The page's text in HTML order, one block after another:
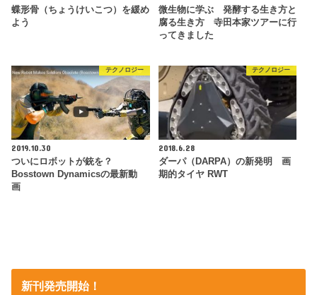
蝶形骨（ちょうけいこつ）を緩め
よう
微生物に学ぶ 発酵する生き方と
腐る生き方 寺田本家ツアーに行
ってきました
テクノロジー
2019.10.30
ついにロボットが銃を？
Bosstown Dynamicsの最新動
画
テクノロジー
2018.6.28
ダーパ（DARPA）の新発明 画
期的タイヤ RWT
新刊発売開始！